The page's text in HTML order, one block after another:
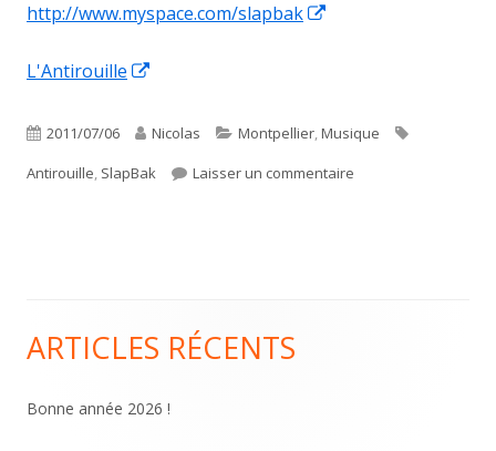
http://www.myspace.com/slapbak
fenêtre
L'Antirouille
une
nouvelle
Publié
le
2011/07/06 Auteur
Nicolas Catégories
Montpellier,Musique
Antirouille, SlapBak Laisser un commentaire
Colonne
principale
ARTICLES RÉCENTS
Bonne année 2026 !